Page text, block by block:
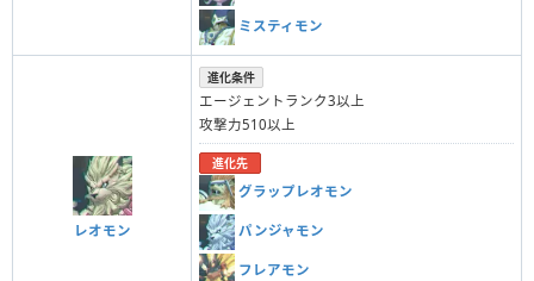
ミスティモン
レオモン
進化条件
エージェントランク3以上
攻撃力510以上
進化先
グラップレオモン
パンジャモン
フレアモン